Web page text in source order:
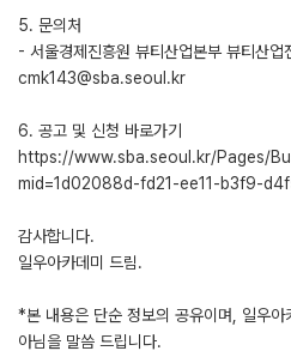
5. 문의처
- 서울경제진흥원 뷰티산업본부 뷰티
cmk143@sba.seoul.kr
6. 공고 및 신청 바로가기
https://www.sba.seoul.kr/Pages/
mid=1d02088d-fd21-ee11-b3f9-
감사합니다.
일우아카데미 드림.
*본 내용은 단순 정보의 공유이며, 일우아
아님을 말씀 드립니다.